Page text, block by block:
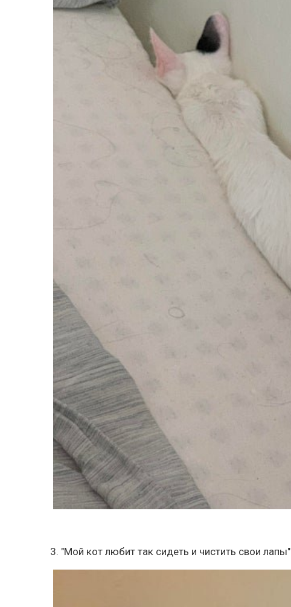
3. "Мой кот любит так сидеть и чистить свои лапы"